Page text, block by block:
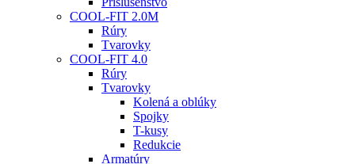
COOL-FIT 2.0M
Rúry
Tvarovky
COOL-FIT 4.0
Rúry
Tvarovky
Kolená a oblúky
Spojky
T-kusy
Redukcie
Armatúry